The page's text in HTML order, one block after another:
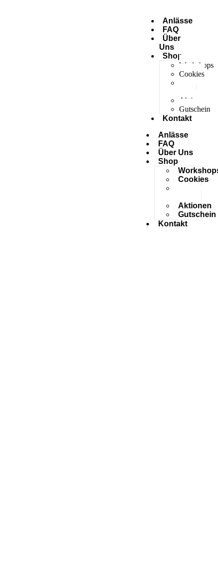
Anlässe
FAQ
Über
Uns
Shop
Workshops
Cookies
Aktionen
Gutschein
Kontakt
Anlässe
FAQ
Über Uns
Shop
Cookies
Aktionen
Gutschein
Kontakt